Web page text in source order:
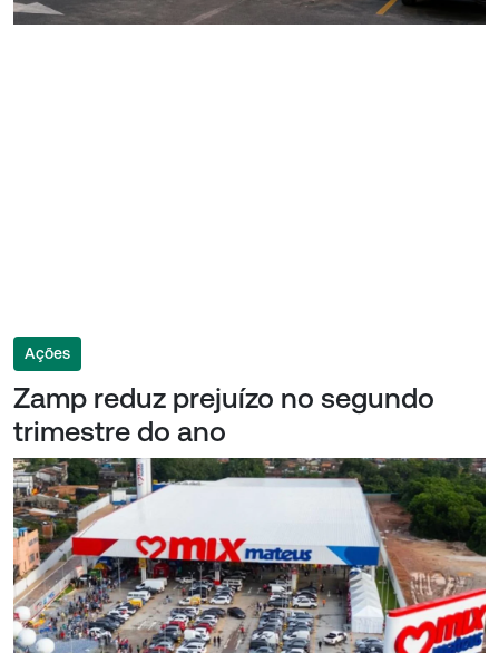
Ações
Zamp reduz prejuízo no segundo
trimestre do ano